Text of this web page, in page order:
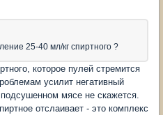
25-40 мл/кг спиртного ?
которое пулей стремится
усилит негативный
мясе не скажется.
отслаивает - это комплекс